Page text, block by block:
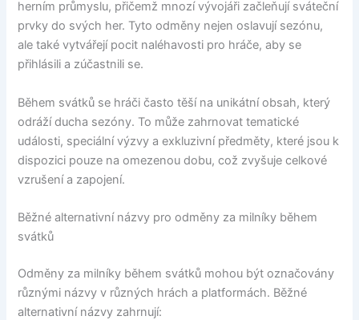
herním průmyslu, přičemž mnozí vývojáři začleňují sváteční
prvky do svých her. Tyto odměny nejen oslavují sezónu,
ale také vytvářejí pocit naléhavosti pro hráče, aby se
přihlásili a zúčastnili se.
Během svátků se hráči často těší na unikátní obsah, který
odráží ducha sezóny. To může zahrnovat tematické
události, speciální výzvy a exkluzivní předměty, které jsou k
dispozici pouze na omezenou dobu, což zvyšuje celkové
vzrušení a zapojení.
Běžné alternativní názvy pro odměny za milníky během
svátků
Odměny za milníky během svátků mohou být označovány
různými názvy v různých hrách a platformách. Běžné
alternativní názvy zahrnují: